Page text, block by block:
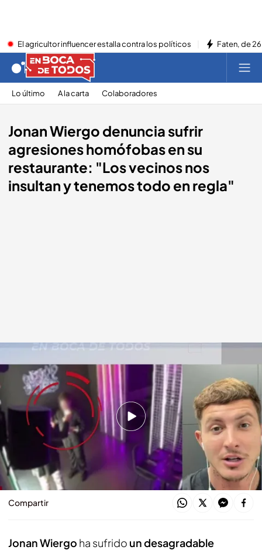
El agricultor influencer estalla contra los políticos Faten, de
Lo último A la carta Colaboradores
Jonan Wiergo denuncia sufrir
agresiones homófobas en su
restaurante: "Los vecinos nos
insultan y tenemos todo en regla"
Jonan Wiergo habla en directo con 'En boca de todos'.
En boca de todos
25 AGO 2023 - 13:58h.
Jonan Wiergo, finalista de 'Supervivientes',
denuncia a un exconcejal tras sufrir agresiones
homófobas en su restaurante
Compartir
Jonan Wiergo ha sufrido un desagradable